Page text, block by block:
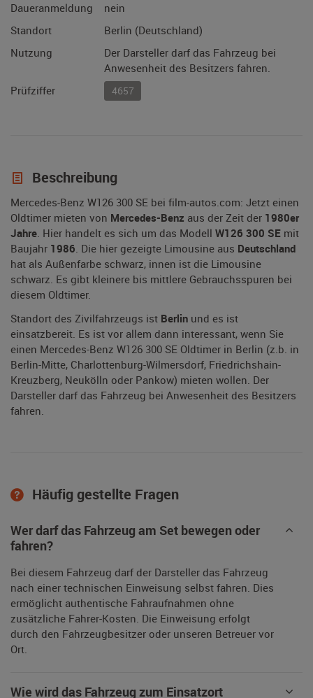
Daueranmeldung
nein
Standort
Berlin (Deutschland)
Nutzung
Der Darsteller darf das Fahrzeug bei
Anwesenheit des Besitzers fahren.
Prüfziffer
4657
Beschreibung
Mercedes-Benz W126 300 SE bei film-autos.com: Jetzt einen
Oldtimer mieten von Mercedes-Benz aus der Zeit der 1980er
Jahre. Hier handelt es sich um das Modell W126 300 SE mit
Baujahr 1986. Die hier gezeigte Limousine aus Deutschland
hat als Außenfarbe schwarz, innen ist die Limousine
schwarz. Es gibt kleinere bis mittlere Gebrauchsspuren bei
diesem Oldtimer.
Standort des Zivilfahrzeugs ist Berlin und es ist
einsatzbereit. Es ist vor allem dann interessant, wenn Sie
einen Mercedes-Benz W126 300 SE Oldtimer in Berlin (z.b. in
Berlin-Mitte, Charlottenburg-Wilmersdorf, Friedrichshain-
Kreuzberg, Neukölln oder Pankow) mieten wollen. Der
Darsteller darf das Fahrzeug bei Anwesenheit des Besitzers
fahren.
Häufig gestellte Fragen
Wer darf das Fahrzeug am Set bewegen oder
fahren?
Bei diesem Fahrzeug darf der Darsteller das Fahrzeug
nach einer technischen Einweisung selbst fahren. Dies
ermöglicht authentische Fahraufnahmen ohne
zusätzliche Fahrer-Kosten. Die Einweisung erfolgt
durch den Fahrzeugbesitzer oder unseren Betreuer vor
Ort.
Wie wird das Fahrzeug zum Einsatzort